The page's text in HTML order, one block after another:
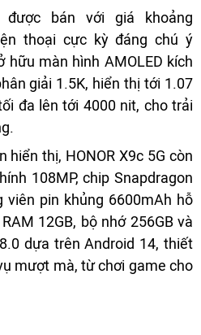
được bán với giá khoảng
thoại cực kỳ đáng chú ý
màn hình AMOLED kích
giải 1.5K, hiển thị tới 1.07
đa lên tới 4000 nit, cho trải
hiển thị, HONOR X9c 5G còn
108MP, chip Snapdragon
viên pin khủng 6600mAh hỗ
12GB, bộ nhớ 256GB và
dựa trên Android 14, thiết
mượt mà, từ chơi game cho